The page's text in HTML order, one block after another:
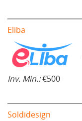
Eliba
Inv. Min.:€500
Soldidesign